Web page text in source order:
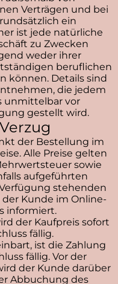
Verträgen und bei
ein
ist jede natürliche
zu Zwecken
weder ihrer
beruflichen
können. Details sind
die jedem
unmittelbar vor
gestellt wird.
der Bestellung im
Alle Preise gelten
sowie
aufgeführten
stehenden
Kunde im Online-
informiert.
der Kaufpreis sofort
fällig.
ist die Zahlung
fällig. Vor der
der Kunde darüber
Abbuchung des